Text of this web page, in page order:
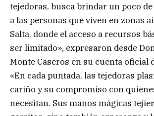
tejedoras, busca brindar un poco
a las personas que viven en zonas
Salta, donde el acceso a recursos
ser limitado», expresaron desde
Monte Caseros en su cuenta oficial
«En cada puntada, las tejedoras
cariño y su compromiso con
necesitan. Sus manos mágicas